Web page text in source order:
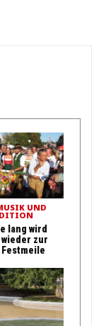
UND
lang wird
zur